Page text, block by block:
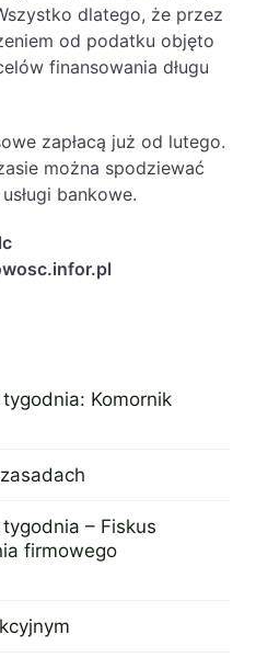
dlatego, że przez
od podatku objęto
finansowania długu
zapłacą już od lutego.
można spodziewać
bankowe.
Komornik
– Fiskus
firmowego